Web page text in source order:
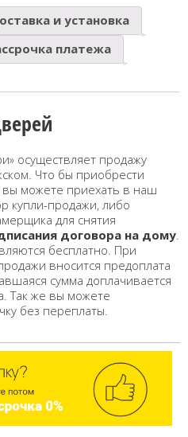
и установка
платежа
осуществляет продажу
Что бы приобрести
можете приехать в наш
купли-продажи, либо
для снятия
договора на дому
бесплатно. При
вносится предоплата
сумма доплачивается
Так же вы можете
без переплаты.